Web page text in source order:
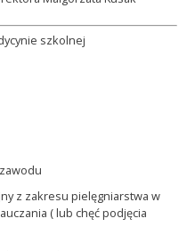
szkolnej
z zakresu pielęgniarstwa w
( lub chęć podjęcia